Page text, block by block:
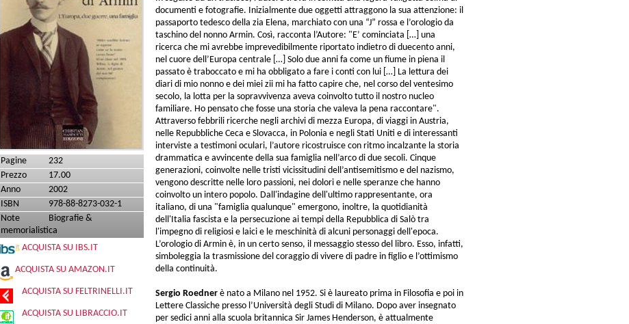
Pagine
232
Prezzo
17.00
Anno
2002
ISBN
978-88-8273-032-1
Note
Biografie &
memorialistica
ACQUISTA SU IBS.IT
ACQUISTA SU AMAZON.IT
ACQUISTA SU FELTRINELLI.IT
ACQUISTA SU LIBRACCIO.IT
documenti e fotografie. Inizialmente due oggetti attraggono la sua attenzione: il
passaporto tedesco della zia Elena, marchiato con una “J” rossa e l’orologio da
taschino del nonno Armin. Così, racconta l’Autore: "E’ cominciata […] una
ricerca che mi avrebbe imprevedibilmente riportato indietro di duecento anni,
nel cuore dell’Europa centrale […] Solo due anni fa come un fiume in piena il
passato è traboccato e mi ha obbligato a fare i conti con lui […] La lettura dei
diari di mio nonno e dei miei zii mi ha fatto capire che, nel corso del ventesimo
secolo, la lotta per la sopravvivenza aveva coinvolto tutto il nostro nucleo
familiare. Ho pensato che fosse una storia che valeva la pena raccontare".
Attraverso febbrili ricerche negli archivi di mezza Europa, di viaggi in Austria,
nelle Repubbliche Ceca e Slovacca, in Polonia e negli Stati Uniti e di interessanti
interviste a testimoni oculari, l’autore ricostruisce con ritmo incalzante la storia
drammatica e avvincente della sua famiglia nell’arco di due secoli. Cinque
generazioni, coinvolte nelle tristi vicissitudini dell’antisemitismo e del nazismo,
vengono descritte nelle loro passioni, nei dolori e nelle speranze che hanno
coinvolto un intero popolo. Dall'indagine dell'ultimo rappresentante, ora
italiano, di una "famiglia qualunque" emergono, inoltre, la quotidianità
dell'Italia fascista e la persecuzione ai tempi della Repubblica di Salò tra
l'impegno di religiosi e laici e le meschinità di alcuni personaggi dell'epoca.
L’orologio di Armin è, in un certo senso, il messaggio stesso del libro. Esso, infatti,
simboleggia la trasmissione del coraggio di vivere di padre in figlio e l’ottimismo
della continuità.
​Sergio Roedner è nato a Milano nel 1952. Si è laureato prima in Filosofia e poi in
Lettere Classiche presso l’Università degli Studi di Milano. Dopo aver insegnato
per sedici anni alla scuola britannica Sir James Henderson, è attualmente